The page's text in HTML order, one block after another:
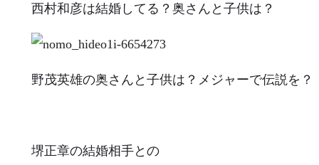
西村和彦は結婚してる？奥さんと子供は？
野茂英雄の奥さんと子供は？メジャーで伝説を？
堺正章の結婚相手との